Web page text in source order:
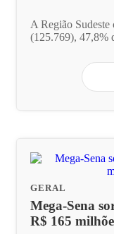
A Região
(125.769), 47,8%
GERAL
Mega-Sena
R$ 165